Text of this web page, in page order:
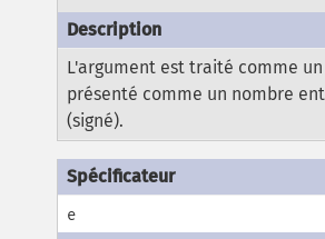
L'argument est traité comme
présenté comme un nombre
(signé).
e